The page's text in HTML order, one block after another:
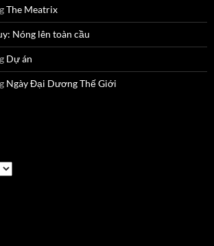
The Meatrix
Nóng lên toàn cầu
Dự án
Ngày Đại Dương Thế Giới